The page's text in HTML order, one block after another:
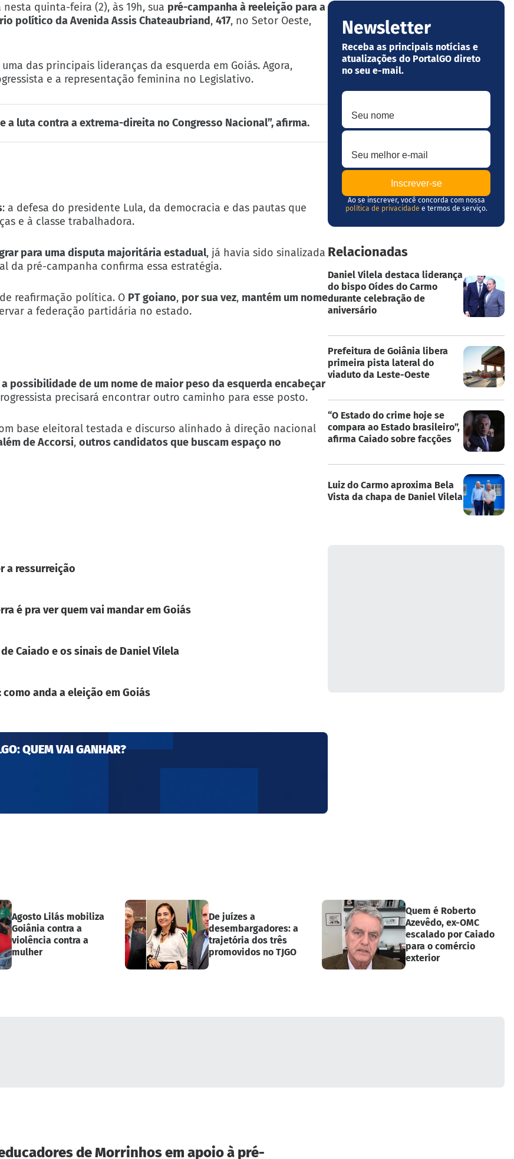
nesta quinta-feira (2), às 19h, sua pré-campanha à reeleição para a
político da Avenida Assis Chateaubriand, 417, no Setor Oeste,
das principais lideranças da esquerda em Goiás. Agora,
e a representação feminina no Legislativo.
luta contra a extrema-direita no Congresso Nacional”, afirma.
: a defesa do presidente Lula, da democracia e das pautas que
e à classe trabalhadora.
para uma disputa majoritária estadual, já havia sido sinalizada
da pré-campanha confirma essa estratégia.
reafirmação política. O PT goiano, por sua vez, mantém um nome
a federação partidária no estado.
possibilidade de um nome de maior peso da esquerda encabeçar
precisará encontrar outro caminho para esse posto.
base eleitoral testada e discurso alinhado à direção nacional
de Accorsi, outros candidatos que buscam espaço no
a ressurreição
é pra ver quem vai mandar em Goiás
Caiado e os sinais de Daniel Vilela
anda a eleição em Goiás
QUEM VAI GANHAR?
Newsletter
Receba as principais notícias e
atualizações do PortalGO direto
no seu e-mail.
Seu nome
Seu melhor e-mail
Ao se inscrever, você concorda com nossa
política de privacidade e termos de serviço.
Relacionadas
Daniel Vilela destaca liderança
do bispo Oídes do Carmo
durante celebração de
aniversário
Prefeitura de Goiânia libera
primeira pista lateral do
viaduto da Leste-Oeste
“O Estado do crime hoje se
compara ao Estado brasileiro”,
afirma Caiado sobre facções
Luiz do Carmo aproxima Bela
Vista da chapa de Daniel Vilela
Agosto Lilás mobiliza
Goiânia contra a
violência contra a
mulher
De juízes a
desembargadores: a
trajetória dos três
promovidos no TJGO
Quem é Roberto
Azevêdo, ex-OMC
escalado por Caiado
para o comércio
exterior
de Morrinhos em apoio à pré-